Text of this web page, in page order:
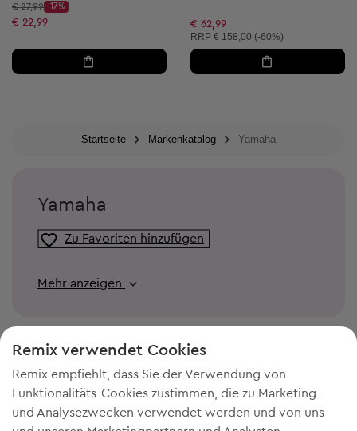
Startpreis:
€ 27,99
Discount Price:
-17%
Reduzierter Preis:
€ 22,99 € 62,99
Unverbindliche Preisempfehlung:
RRP € 158,00 (-60%)
Startseite Markenkatalog Yamaha
Yamaha
Zu Favoriten hinzufügen
Mehr anzeigen
Remix verwendet Cookies
Remix empfiehlt, dass Sie der Verwendung von
Funktionalitäts-Cookies zustimmen, die zu Marketing-
und Analysezwecken verwendet werden und von uns